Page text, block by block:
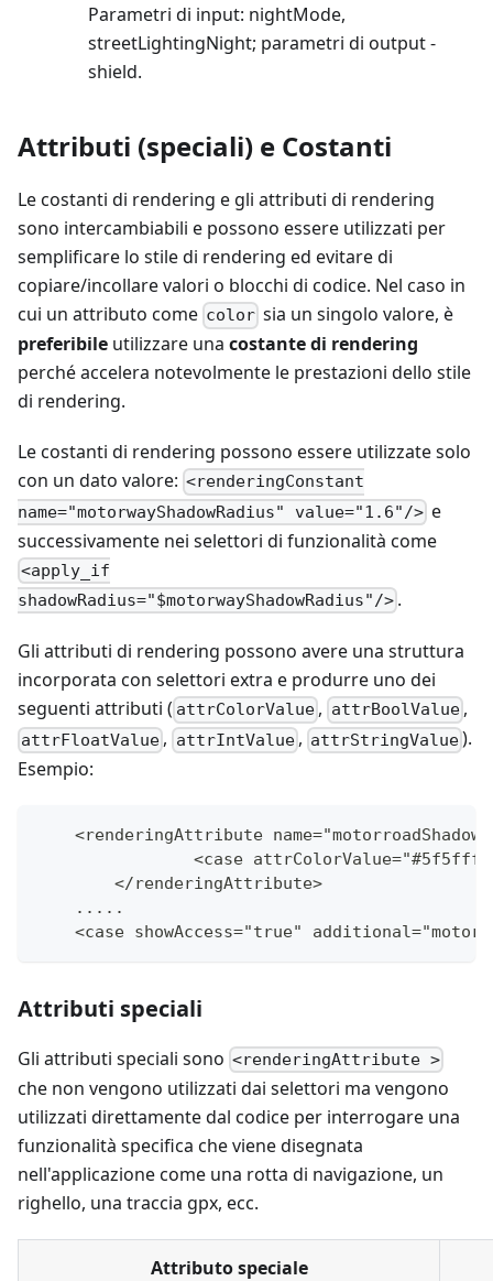
Parametri di input: nightMode,
streetLightingNight; parametri di output -
shield.
Attributi (speciali) e Costanti
Le costanti di rendering e gli attributi di rendering
sono intercambiabili e possono essere utilizzati per
semplificare lo stile di rendering ed evitare di
copiare/incollare valori o blocchi di codice. Nel caso in
cui un attributo come color sia un singolo valore, è
preferibile utilizzare una costante di rendering
perché accelera notevolmente le prestazioni dello stile
di rendering.
Le costanti di rendering possono essere utilizzate solo
con un dato valore: <renderingConstant
name="motorwayShadowRadius" value="1.6"/> e
successivamente nei selettori di funzionalità come
<apply_if
shadowRadius="$motorwayShadowRadius"/> .
Gli attributi di rendering possono avere una struttura
incorporata con selettori extra e produrre uno dei
seguenti attributi ( attrColorValue , attrBoolValue ,
attrFloatValue , attrIntValue, attrStringValue).
Esempio:
<renderingAttribute
<case
	</renderingAttribute>
    .....
<case showAccess="true"
Attributi speciali
Gli attributi speciali sono <renderingAttribute >
che non vengono utilizzati dai selettori ma vengono
utilizzati direttamente dal codice per interrogare una
funzionalità specifica che viene disegnata
nell'applicazione come una rotta di navigazione, un
righello, una traccia gpx, ecc.
Attributo speciale